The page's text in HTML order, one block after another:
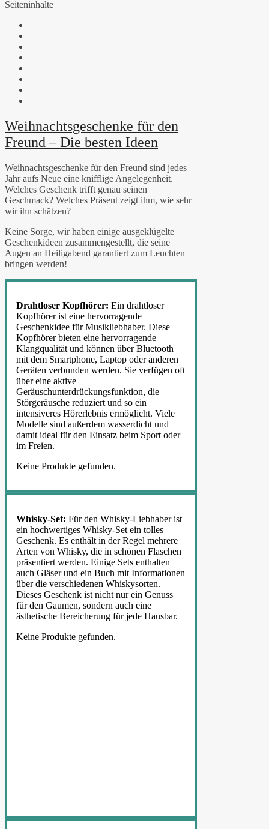
Seiteninhalte
Weihnachtsgeschenke für den
Freund – Die besten Ideen
Weihnachtsgeschenke für den Freund sind jedes
Jahr aufs Neue eine knifflige Angelegenheit.
Welches Geschenk trifft genau seinen
Geschmack? Welches Präsent zeigt ihm, wie sehr
wir ihn schätzen?
Keine Sorge, wir haben einige ausgeklügelte
Geschenkideen zusammengestellt, die seine
Augen an Heiligabend garantiert zum Leuchten
bringen werden!
Drahtloser Kopfhörer: Ein drahtloser
Kopfhörer ist eine hervorragende
Geschenkidee für Musikliebhaber. Diese
Kopfhörer bieten eine hervorragende
Klangqualität und können über Bluetooth
mit dem Smartphone, Laptop oder anderen
Geräten verbunden werden. Sie verfügen oft
über eine aktive
Geräuschunterdrückungsfunktion, die
Störgeräusche reduziert und so ein
intensiveres Hörerlebnis ermöglicht. Viele
Modelle sind außerdem wasserdicht und
damit ideal für den Einsatz beim Sport oder
im Freien.
Keine Produkte gefunden.
Whisky-Set: Für den Whisky-Liebhaber ist
ein hochwertiges Whisky-Set ein tolles
Geschenk. Es enthält in der Regel mehrere
Arten von Whisky, die in schönen Flaschen
präsentiert werden. Einige Sets enthalten
auch Gläser und ein Buch mit Informationen
über die verschiedenen Whiskysorten.
Dieses Geschenk ist nicht nur ein Genuss
für den Gaumen, sondern auch eine
ästhetische Bereicherung für jede Hausbar.
Keine Produkte gefunden.